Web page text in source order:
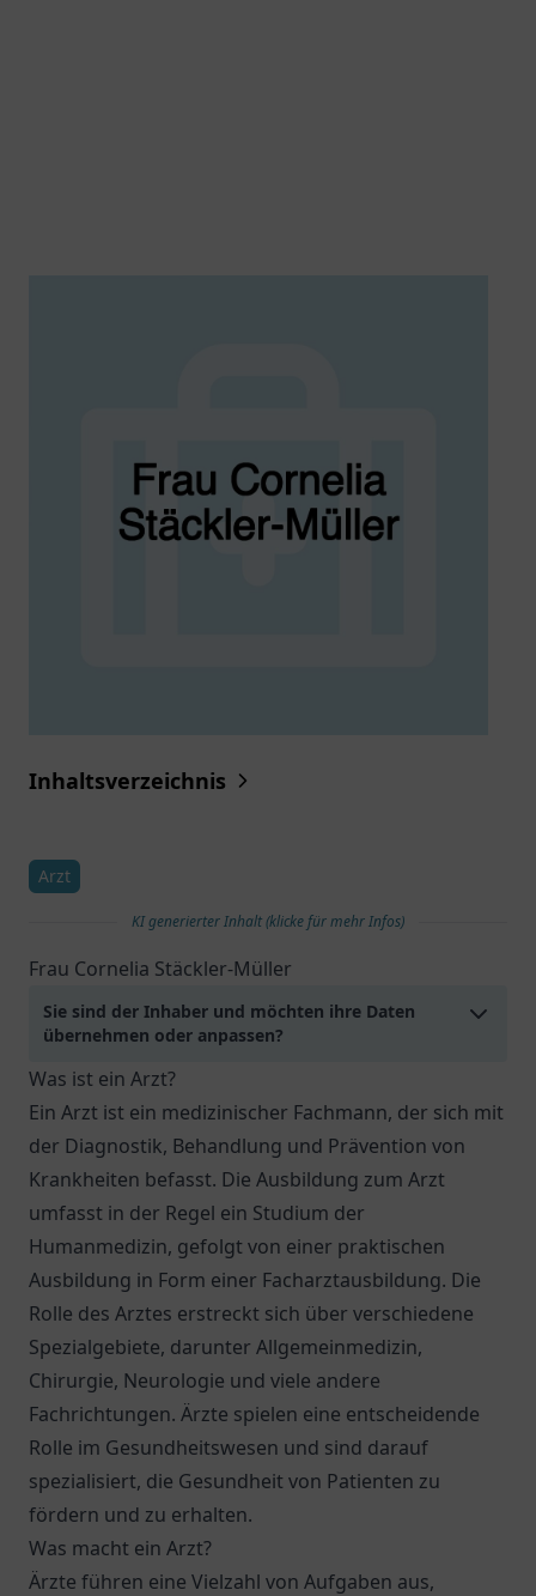
Inhaltsverzeichnis
Arzt
KI generierter Inhalt (klicke für mehr Infos)
Frau Cornelia Stäckler-Müller
Sie sind der Inhaber und möchten ihre Daten
übernehmen oder anpassen?
Was ist ein Arzt?
Ein Arzt ist ein medizinischer Fachmann, der sich mit
der Diagnostik, Behandlung und Prävention von
Krankheiten befasst. Die Ausbildung zum Arzt
umfasst in der Regel ein Studium der
Humanmedizin, gefolgt von einer praktischen
Ausbildung in Form einer Facharztausbildung. Die
Rolle des Arztes erstreckt sich über verschiedene
Spezialgebiete, darunter Allgemeinmedizin,
Chirurgie, Neurologie und viele andere
Fachrichtungen. Ärzte spielen eine entscheidende
Rolle im Gesundheitswesen und sind darauf
spezialisiert, die Gesundheit von Patienten zu
fördern und zu erhalten.
Was macht ein Arzt?
Ärzte führen eine Vielzahl von Aufgaben aus,